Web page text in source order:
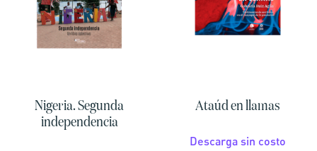
Nigeria. Segunda
independencia
Ataúd en llamas
Descarga sin costo